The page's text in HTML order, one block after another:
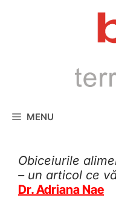
MENU
Obiceiurile
– un articol ce
Dr. Adriana Nae